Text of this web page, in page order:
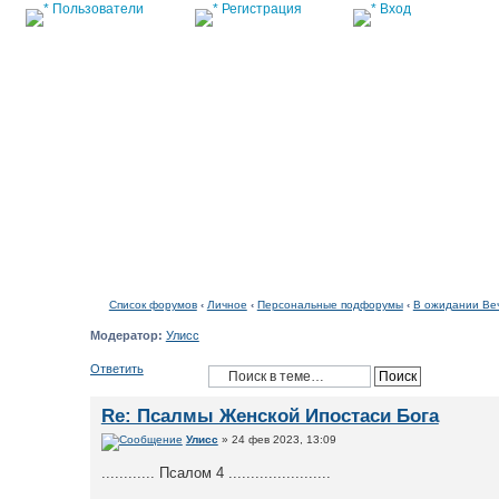
Пользователи Регистрация Вход
Список форумов ‹ Личное ‹ Персональные подфорумы ‹ В ожидании
Модератор: Улисс
Ответить
Re: Псалмы Женской Ипостаси Бога
Улисс » 24 фев 2023, 13:09
............ Псалом 4 .......................